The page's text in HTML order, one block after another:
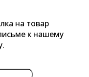
на товар
к нашему